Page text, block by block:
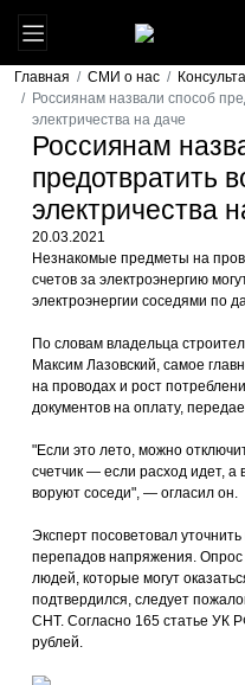
Главная СМИ о нас
Россиянам назвали способ
электричества на даче
Россиянам
предотвратить
электричества
20.03.2021
Незнакомые предметы на
счетов за электроэнергию
электроэнергии соседями по
По словам владельца
Максим Лазовский, самое
на проводах и рост
документов на оплату,
"Если это лето, можно
счетчик — если расход идет, а
воруют соседи", — огласил он.
Эксперт посоветовал
перепадов напряжения. Опрос
людей, которые могут
подтвердился, следует
СНТ. Согласно 165 статье УК
рублей.